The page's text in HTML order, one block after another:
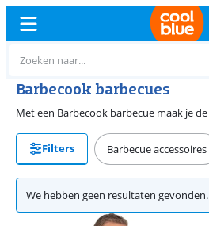
Barbecook barbecues
Filters Barbecue accessoires
We hebben geen resultaten gevonden.